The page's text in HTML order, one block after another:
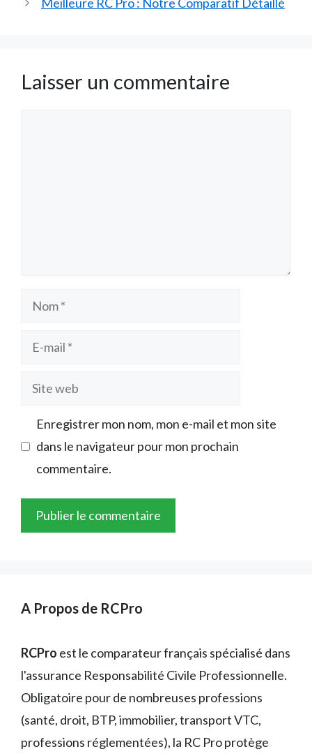
Laisser un commentaire
Nom
Site
Enregistrer mon nom, mon e-mail et mon site
dans le navigateur pour mon prochain
commentaire.
A Propos de RCPro
RCPro est le comparateur français spécialisé dans
l'assurance Responsabilité Civile Professionnelle.
Obligatoire pour de nombreuses professions
(santé, droit, BTP, immobilier, transport VTC,
professions réglementées), la RC Pro protège